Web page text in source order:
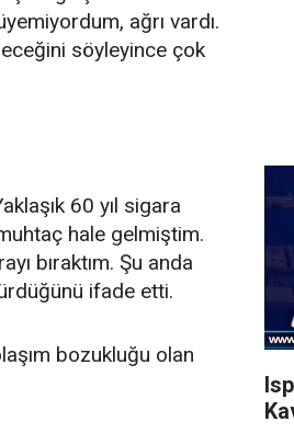
ağrı vardı.
söyleyince çok
60 yıl sigara
hale gelmiştim.
bıraktım. Şu anda
ifade etti.
bozukluğu olan